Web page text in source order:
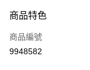
POYA支付
信用卡一次付款
商品特色
商品編號
9948582